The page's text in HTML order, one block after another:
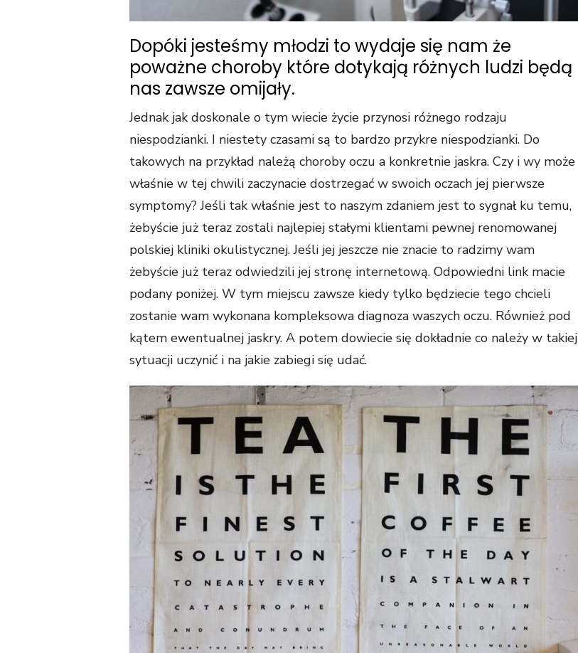
Dopóki jesteśmy młodzi to wydaje się nam że
poważne choroby które dotykają różnych ludzi będą
nas zawsze omijały.
Jednak jak doskonale o tym wiecie życie przynosi różnego rodzaju
niespodzianki. I niestety czasami są to bardzo przykre niespodzianki. Do
takowych na przykład należą choroby oczu a konkretnie jaskra. Czy i wy może
właśnie w tej chwili zaczynacie dostrzegać w swoich oczach jej pierwsze
symptomy? Jeśli tak właśnie jest to naszym zdaniem jest to sygnał ku temu,
żebyście już teraz zostali najlepiej stałymi klientami pewnej renomowanej
polskiej kliniki okulistycznej. Jeśli jej jeszcze nie znacie to radzimy wam
żebyście już teraz odwiedzili jej stronę internetową. Odpowiedni link macie
podany poniżej. W tym miejscu zawsze kiedy tylko będziecie tego chcieli
zostanie wam wykonana kompleksowa diagnoza waszych oczu. Również pod
kątem ewentualnej jaskry. A potem dowiecie się dokładnie co należy w takiej
sytuacji uczynić i na jakie zabiegi się udać.